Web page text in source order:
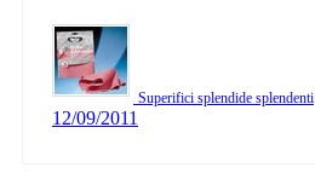
Superifici splendide splendenti
12/09/2011